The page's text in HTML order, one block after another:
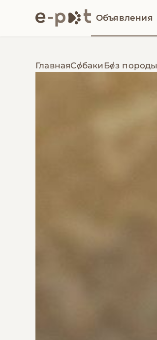
Объявления
ГлавнаяСобакиБез породы